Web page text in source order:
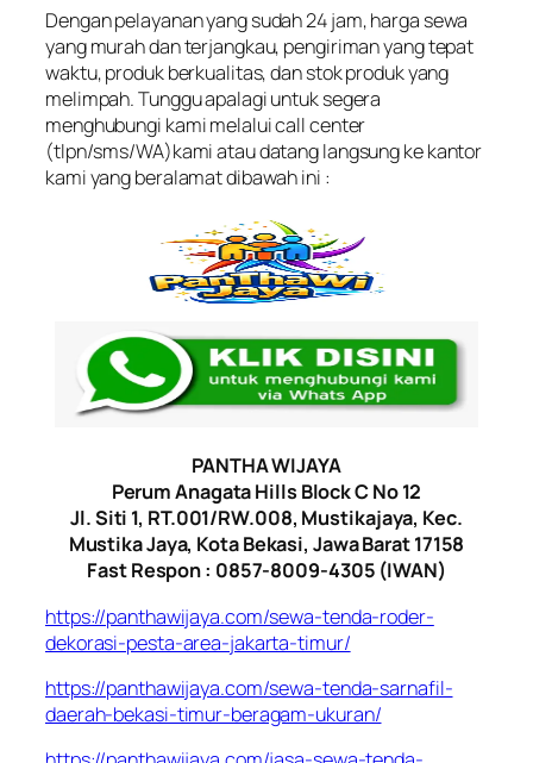
Dengan pelayanan yang sudah 24 jam, harga sewa
yang murah dan terjangkau, pengiriman yang tepat
waktu, produk berkualitas, dan stok produk yang
melimpah. Tunggu apalagi untuk segera
menghubungi kami melalui call center
(tlpn/sms/WA)kami atau datang langsung ke kantor
kami yang beralamat dibawah ini :
PANTHA WIJAYA
Perum Anagata Hills Block C No 12
Jl. Siti 1, RT.001/RW.008, Mustikajaya, Kec.
Mustika Jaya, Kota Bekasi, Jawa Barat 17158
Fast Respon : 0857-8009-4305 (IWAN)
https://panthawijaya.com/sewa-tenda-roder-
dekorasi-pesta-area-jakarta-timur/
https://panthawijaya.com/sewa-tenda-sarnafil-
daerah-bekasi-timur-beragam-ukuran/